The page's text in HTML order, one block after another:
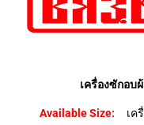
เครื่องซักอบ
Available Size: เครื่